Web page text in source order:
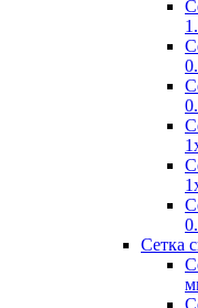
Сетка